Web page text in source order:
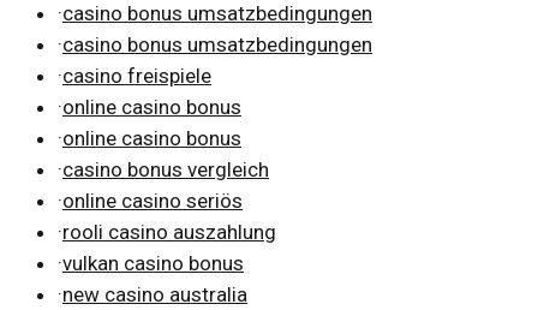
·casino bonus umsatzbedingungen
·casino bonus umsatzbedingungen
·casino freispiele
·online casino bonus
·online casino bonus
·casino bonus vergleich
·online casino seriös
·rooli casino auszahlung
·vulkan casino bonus
·new casino australia